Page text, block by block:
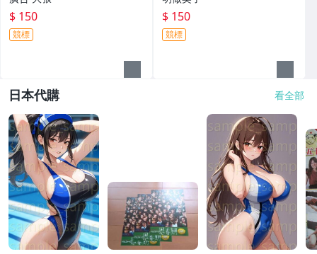
$ 150
競標
$ 150
競標
日本代購 看全部